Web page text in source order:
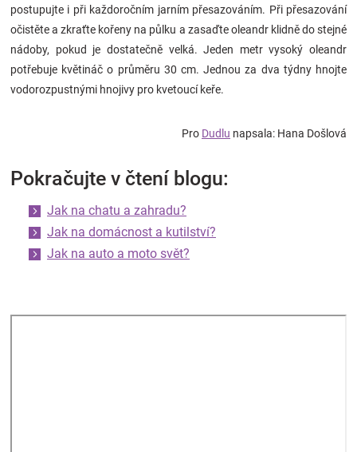
postupujte i při každoročním jarním přesazováním. Při přesazování
očistěte a zkraťte kořeny na půlku a zasaďte oleandr klidně do stejné
nádoby, pokud je dostatečně velká. Jeden metr vysoký oleandr
potřebuje květináč o průměru 30 cm. Jednou za dva týdny hnojte
vodorozpustnými hnojivy pro kvetoucí keře.
Pro Dudlu napsala: Hana Došlová
Pokračujte v čtení blogu:
Jak na chatu a zahradu?
Jak na domácnost a kutilství?
Jak na auto a moto svět?